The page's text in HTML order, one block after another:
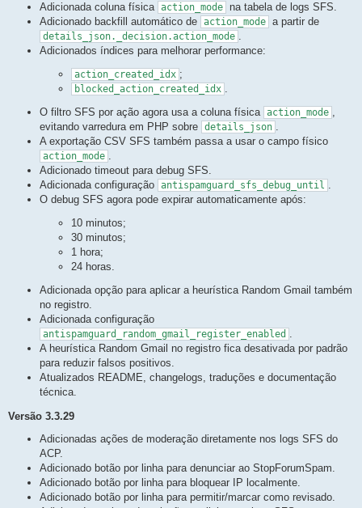
Adicionada coluna física action_mode
na tabela de logs SFS.
Adicionado backfill automático de action_mode a partir de
details_json._decision.action_mode .
Adicionados índices para melhorar performance:
action_created_idx ;
blocked_action_created_idx
O filtro SFS por ação agora usa a coluna física action_mode ,
evitando varredura em PHP sobre details_json .
A exportação CSV SFS também passa a usar o campo físico
action_mode .
Adicionado timeout para debug SFS.
Adicionada configuração antispamguard_sfs_debug_until .
O debug SFS agora pode expirar automaticamente após:
10 minutos;
30 minutos;
1 hora;
24 horas.
Adicionada opção para aplicar a heurística Random Gmail também
no registro.
Adicionada configuração
antispamguard_random_gmail_register_enabled .
A heurística Random Gmail no registro fica desativada por padrão
para reduzir falsos positivos.
Atualizados README, changelogs, traduções e documentação
técnica.
Versão 3.3.29
Adicionadas ações de moderação diretamente nos logs SFS do
ACP.
Adicionado botão por linha para denunciar ao StopForumSpam.
Adicionado botão por linha para bloquear IP localmente.
Adicionado botão por linha para permitir/marcar como revisado.